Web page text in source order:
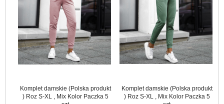
Komplet damskie (Polska produkt
) Roz S-XL , Mix Kolor Paczka 5
Komplet damskie (Polska produkt
) Roz S-XL , Mix Kolor Paczka 5